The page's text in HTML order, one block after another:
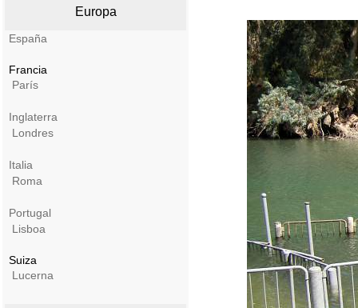
Europa
España
Francia
París
Inglaterra
Londres
Italia
Roma
Portugal
Lisboa
Suiza
Lucerna